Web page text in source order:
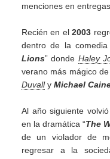
menciones en
Recién en el2003
dentro de la
Lions” donde Haley
verano más mágico
Duvally Michael
Al año siguiente
en la dramática “The
de un violador de
regresar a la